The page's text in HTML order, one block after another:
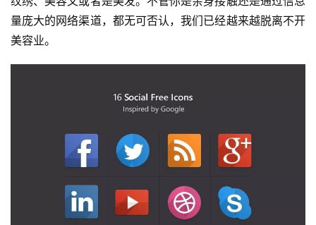
量庞大的网络渠道，都无可否认，我们已经越来越脱离不开
美容业。